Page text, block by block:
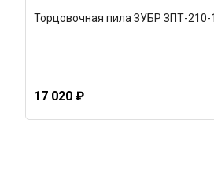
Торцовочная пила ЗУБР ЗПТ-210-
17 020 ₽